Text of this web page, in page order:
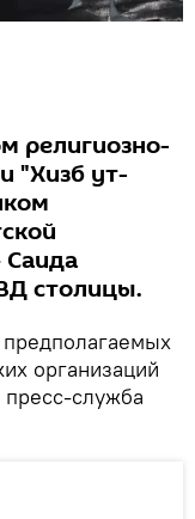
религиозно-
"Хизб ут-
столицы.
организаций
служба